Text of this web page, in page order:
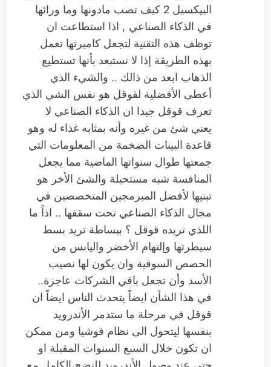
البيكسيل 2 كيف تصب مادونها وما ورائها
في الذكاء الصناعي , اذا استطاعت ان
توظف هذه التقنية لتجعل كاميرتها تعمل
بهذه الطريقة إذا لا نستبعد بأنها تستطيع
الذهاب ابعد من ذالك .. والشيء الذي
أعطى الأفضلية لقوقل هو نفس الشي الذي
تعرف قوقل جيدا ان الذكاء الصناعي لا
يعني شئ من غيره وأنه بمثابه غذاء له وهو
قاعدة البينات الضخمة من المعلومات التي
جمعتها طوال سنواتها الماضية مما يجعل
المنافسة شبه مستحيلة والشئ الأخر هو
تبنيها لأفضل المبرمجين المتخصصين في
مجال الذكاء الصناعي تحت سقفها .. اذاً ما
اللذي تريده قوقل ؟ ببساطة تريد بسط
سيطرتها وإلتهام الأخضر واليابس من
الحصص السوقية وان يكون لها نصيب
الأسد وأن تجعل باقي الشركات عاجزة..
في هذا الشأن ايضاً يتحدث الناس ايضاً ان
قوقل في مرحلة ما ستدمر الأندرويد
بنفسها ليتحول الى نظام فوشيا ومن ممكن
ان تكون خلال السبع السنوات المقبلة او